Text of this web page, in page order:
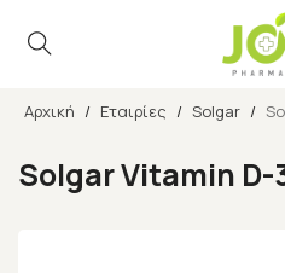
Αρχική / Εταιρίες / Solgar /
Solgar Vitamin D-